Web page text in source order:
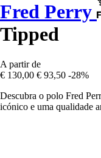
Fred Perry
Tipped
A partir de
€ 130,00 € 93,50 -28%
Descubra o polo Fred
icónico e uma qualidade